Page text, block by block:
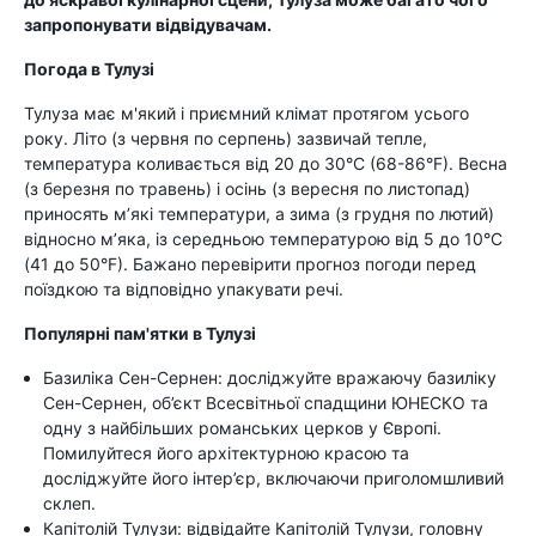
запропонувати відвідувачам.
Погода в Тулузі
Тулуза має м'який і приємний клімат протягом усього
року. Літо (з червня по серпень) зазвичай тепле,
температура коливається від 20 до 30°C (68-86°F). Весна
(з березня по травень) і осінь (з вересня по листопад)
приносять м’які температури, а зима (з грудня по лютий)
відносно м’яка, із середньою температурою від 5 до 10°C
(41 до 50°F). Бажано перевірити прогноз погоди перед
поїздкою та відповідно упакувати речі.
Популярні пам'ятки в Тулузі
Базиліка Сен-Сернен: досліджуйте вражаючу базиліку
Сен-Сернен, об’єкт Всесвітньої спадщини ЮНЕСКО та
одну з найбільших романських церков у Європі.
Помилуйтеся його архітектурною красою та
досліджуйте його інтер’єр, включаючи приголомшливий
склеп.
Капітолій Тулузи: відвідайте Капітолій Тулузи, головну